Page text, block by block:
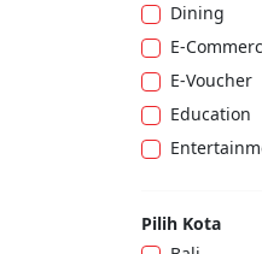
Dining
e-
e-Voucher
Education
Food &
Furniture /
Pilih Kota